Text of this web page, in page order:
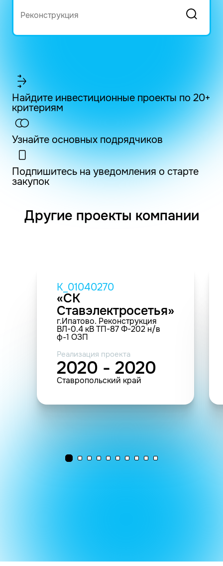
Найдите инвестиционные проекты по 20+
критериям
Узнайте основных подрядчиков
Подпишитесь на уведомления о старте
закупок
Другие проекты компании
K_01040270
«СК
Ставэлектросетья»
г.Ипатово. Реконструкция
ВЛ-0.4 кВ ТП-87 Ф-202 н/в
ф-1 ОЗП
Реализация проекта
2020 - 2020
Ставропольский край